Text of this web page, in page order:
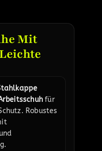
Mit
für
Robustes